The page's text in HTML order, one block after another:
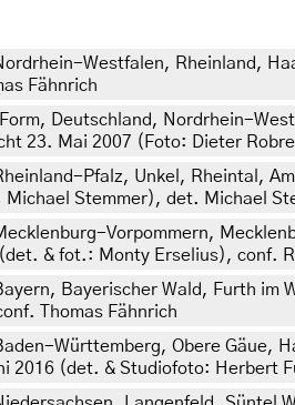
Westfalen, Rheinland,
Fähnrich
Deutschland, Nordrhein-
23. Mai 2007 (Foto: Dieter
Pfalz, Unkel, Rheintal,
Stemmer), det. Michael
Vorpommern,
& fot.: Monty Erselius), conf.
Bayerischer Wald, Furth
Thomas Fähnrich
Württemberg, Obere Gäue,
2016 (det. & Studiofoto: Herbert